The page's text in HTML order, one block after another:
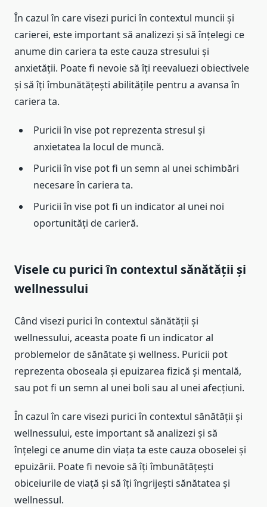
În cazul în care visezi purici în contextul muncii și
carierei, este important să analizezi și să înțelegi ce
anume din cariera ta este cauza stresului și
anxietății. Poate fi nevoie să îți reevaluezi obiectivele
și să îți îmbunătățești abilitățile pentru a avansa în
cariera ta.
Puricii în vise pot reprezenta stresul și
anxietatea la locul de muncă.
Puricii în vise pot fi un semn al unei schimbări
necesare în cariera ta.
Puricii în vise pot fi un indicator al unei noi
oportunități de carieră.
Visele cu purici în contextul sănătății și
wellnessului
Când visezi purici în contextul sănătății și
wellnessului, aceasta poate fi un indicator al
problemelor de sănătate și wellness. Puricii pot
reprezenta oboseala și epuizarea fizică și mentală,
sau pot fi un semn al unei boli sau al unei afecțiuni.
În cazul în care visezi purici în contextul sănătății și
wellnessului, este important să analizezi și să
înțelegi ce anume din viața ta este cauza oboselei și
epuizării. Poate fi nevoie să îți îmbunătățești
obiceiurile de viață și să îți îngrijești sănătatea și
wellnessul.